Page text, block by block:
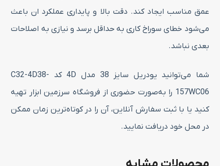
عمق مناسب ایجاد کند. دقت بالا و پایداری عملکرد ان باعث
می‌شود خطای سوراخ‌ کاری به حداقل برسد و نیازی به اصلاحات
بعدی نباشد.
شما می‌توانید یودریل سایز 38 مدل 4D کد C32-4D38-
157WC06 را به‌صورت حضوری از فروشگاه سرزمین ابزار تهیه
کنید یا با ثبت سفارش آنلاین، آن را در کوتاه‌ترین زمان ممکن
در محل خود دریافت نمایید.